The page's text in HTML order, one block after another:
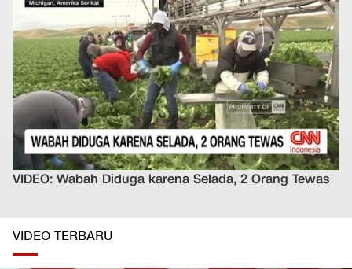
VIDEO: Wabah Diduga karena Selada, 2 Orang Tewas
VIDEO TERBARU